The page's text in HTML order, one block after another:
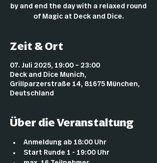
by and end the day with a relaxed round
of Magic at Deck and Dice.
Zeit & Ort
07. Juli 2025, 19:00 – 23:00
Deck and Dice Munich,
Grillparzerstraße 14, 81675 München,
Deutschland
Über die Veranstaltung
Anmeldung ab 18:00 Uhr
Start Runde 1 - 19:00 Uhr